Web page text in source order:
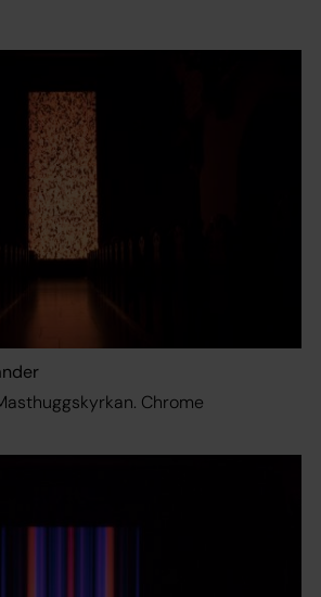
Chrome